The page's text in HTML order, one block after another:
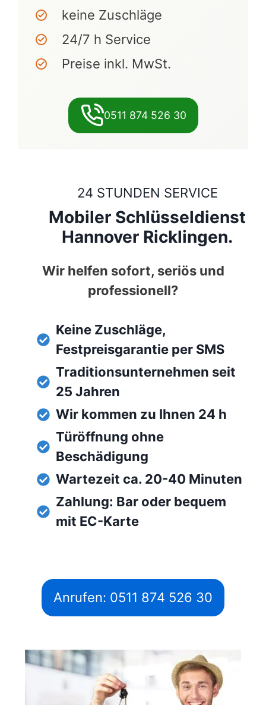
keine Zuschläge
24/7 h Service
Preise inkl. MwSt.
0511 874 526 30
24 STUNDEN SERVICE
Mobiler Schlüsseldienst
Hannover Ricklingen.
Wir helfen sofort, seriös und
professionell?
Keine Zuschläge,
Festpreisgarantie per SMS
Traditionsunternehmen seit
25 Jahren
Wir kommen zu Ihnen 24 h
Türöffnung ohne
Beschädigung
Wartezeit ca. 20-40 Minuten
Zahlung: Bar oder bequem
mit EC-Karte
Anrufen: 0511 874 526 30